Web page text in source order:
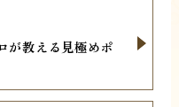
が教える見極めポ